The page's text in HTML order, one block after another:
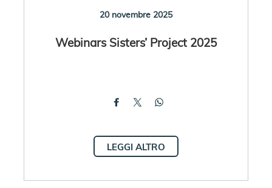
20 novembre 2025
Webinars Sisters’ Project 2025
LEGGI ALTRO